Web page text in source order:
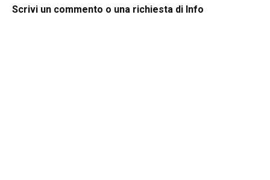
Scrivi un commento o una richiesta di Info